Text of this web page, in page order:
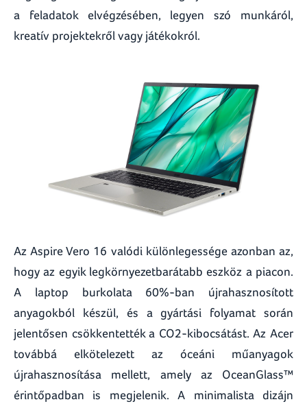
a feladatok elvégzésében, legyen szó munkáról,
kreatív projektekről vagy játékokról.
Az Aspire Vero 16 valódi különlegessége azonban az,
hogy az egyik legkörnyezetbarátabb eszköz a piacon.
A laptop burkolata 60%-ban újrahasznosított
anyagokból készül, és a gyártási folyamat során
jelentősen csökkentették a CO2-kibocsátást. Az Acer
továbbá elkötelezett az óceáni műanyagok
újrahasznosítása mellett, amely az OceanGlass™
érintőpadban is megjelenik. A minimalista dizájn